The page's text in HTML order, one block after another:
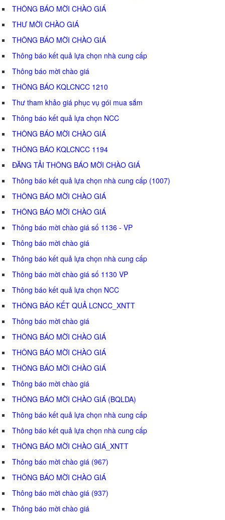
THÔNG BÁO MỜI CHÀO GIÁ
THƯ MỜI CHÀO GIÁ
THÔNG BÁO MỜI CHÀO GIÁ
Thông báo kết quả lựa chọn nhà cung cấp
Thông báo mời chào giá
THÔNG BÁO KQLCNCC 1210
Thư tham khảo giá phục vụ gói mua sắm
Thông báo kết quả lựa chọn NCC
THÔNG BÁO MỜI CHÀO GIÁ
THÔNG BÁO KQLCNCC 1194
ĐĂNG TẢI THÔNG BÁO MỜI CHÀO GIÁ
Thông báo kết quả lựa chọn nhà cung cấp (1007)
THÔNG BÁO MỜI CHÀO GIÁ
THÔNG BÁO MỜI CHÀO GIÁ
Thông báo mời chào giá số 1136 - VP
Thông báo mời chào giá
Thông báo kết quả lựa chọn nhà cung cấp
Thông báo mời chào giá số 1130 VP
Thông báo kết quả lựa chọn NCC
THÔNG BÁO KẾT QUẢ LCNCC_XNTT
Thông báo mời chào giá
THÔNG BÁO MỜI CHÀO GIÁ
THÔNG BÁO MỜI CHÀO GIÁ
THÔNG BÁO MỜI CHÀO GIÁ
Thông báo mời chào giá
THÔNG BÁO MỜI CHÀO GIÁ (BQLDA)
Thông báo kết quả lựa chọn nhà cung cấp
Thông báo kết quả lựa chọn nhà cung cấp
THÔNG BÁO MỜI CHÀO GIÁ_XNTT
Thông báo mời chào giá (967)
THÔNG BÁO MỜI CHÀO GIÁ
Thông báo mời chào giá (937)
Thông báo mời chào giá